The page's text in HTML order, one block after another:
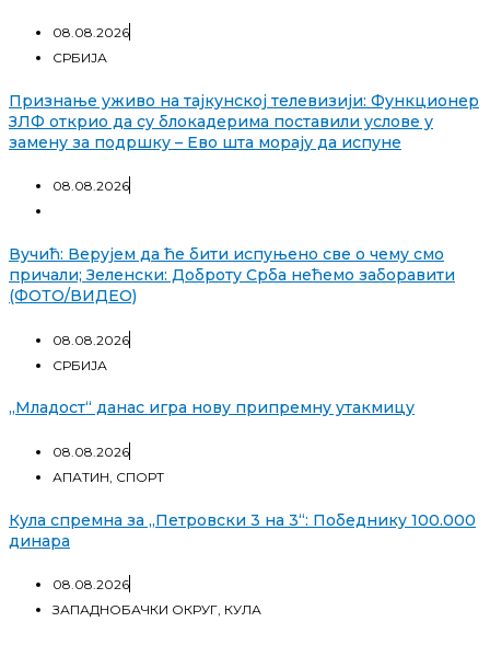
08.08.2026
СРБИЈА
Признање уживо на тајкунској телевизији: Функционер
ЗЛФ открио да су блокадерима поставили услове у
замену за подршку – Ево шта морају да испуне
08.08.2026
Вучић: Верујем да ће бити испуњено све о чему смо
причали; Зеленски: Доброту Срба нећемо заборавити
(ФОТО/ВИДЕО)
08.08.2026
СРБИЈА
„Младост“ данас игра нову припремну утакмицу
08.08.2026
АПАТИН СПОРТ
Кула спремна за „Петровски 3 на 3“: Победнику 100.000
динара
08.08.2026
ЗАПАДНОБАЧКИ ОКРУГ, КУЛА